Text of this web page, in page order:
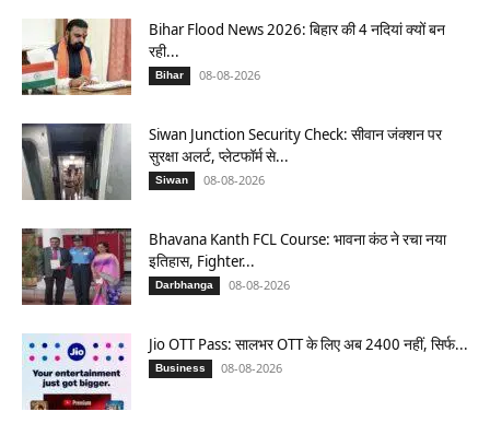
Bihar Flood News 2026: बिहार की 4 नदियां क्यों बन
रही...
Bihar 08-08-2026
Siwan Junction Security Check: सीवान जंक्शन पर
सुरक्षा अलर्ट, प्लेटफॉर्म से...
Siwan 08-08-2026
Bhavana Kanth FCL Course: भावना कंठ ने रचा नया
इतिहास, Fighter...
Darbhanga 08-08-2026
Jio OTT Pass: सालभर OTT के लिए अब 2400 नहीं, सिर्फ...
Business 08-08-2026